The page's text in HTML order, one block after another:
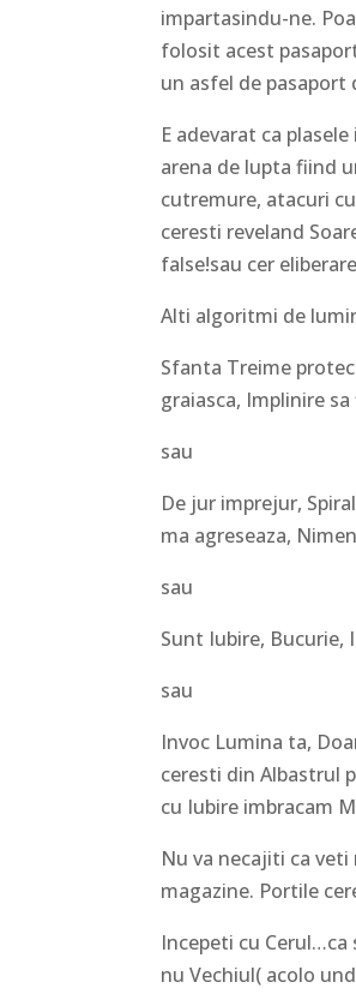
impartasindu-ne.
folosit acest
un asfel de pasaport
E adevarat ca
arena de lupta fiind
cutremure, atacuri
ceresti reveland
false!sau cer
Alti algoritmi de
Sfanta Treime
graiasca, Implinire
sau
De jur imprejur,
ma agreseaza,
sau
Sunt Iubire, Bucurie,
sau
Invoc Lumina ta,
ceresti din Albastrul
cu Iubire imbracam
Nu va necajiti ca
magazine. Portile
Incepeti cu
nu Vechiul( acolo